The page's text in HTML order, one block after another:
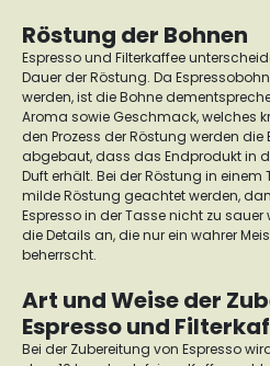
Röstung der Bohnen
Espresso und Filterkaffee
Dauer der Röstung. Da
werden, ist die Bohne
Aroma sowie Geschmack, welches
den Prozess der Röstung werden
abgebaut, dass das Endprodukt in
Duft erhält. Bei der Röstung in
milde Röstung geachtet werden,
Espresso in der Tasse nicht zu
die Details an, die nur ein wahrer
beherrscht.
Art und Weise der
Espresso und
Bei der Zubereitung von Espresso